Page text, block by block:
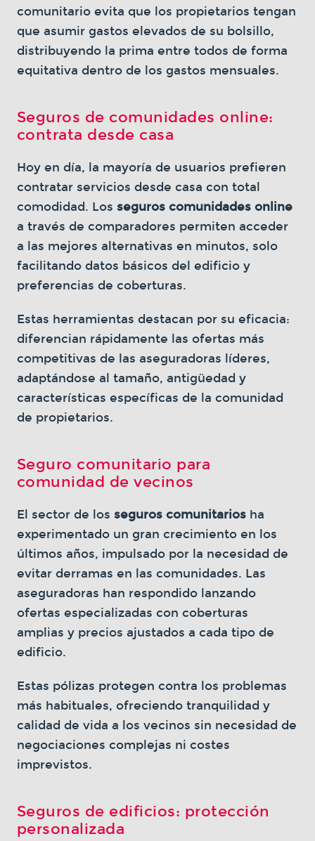
comunitario evita que los propietarios tengan
que asumir gastos elevados de su bolsillo,
distribuyendo la prima entre todos de forma
equitativa dentro de los gastos mensuales.
Seguros de comunidades online:
contrata desde casa
Hoy en día, la mayoría de usuarios prefieren
contratar servicios desde casa con total
comodidad. Los seguros comunidades online
a través de comparadores permiten acceder
a las mejores alternativas en minutos, solo
facilitando datos básicos del edificio y
preferencias de coberturas.
Estas herramientas destacan por su eficacia:
diferencian rápidamente las ofertas más
competitivas de las aseguradoras líderes,
adaptándose al tamaño, antigüedad y
características específicas de la comunidad
de propietarios.
Seguro comunitario para
comunidad de vecinos
El sector de los seguros comunitariosha
experimentado un gran crecimiento en los
últimos años, impulsado por la necesidad de
evitar derramas en las comunidades. Las
aseguradoras han respondido lanzando
ofertas especializadas con coberturas
amplias y precios ajustados a cada tipo de
edificio.
Estas pólizas protegen contra los problemas
más habituales, ofreciendo tranquilidad y
calidad de vida a los vecinos sin necesidad de
negociaciones complejas ni costes
imprevistos.
Seguros de edificios: protección
personalizada